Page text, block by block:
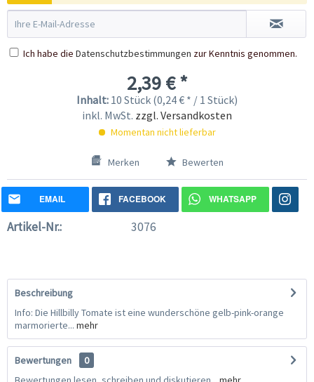
Ich habe die Datenschutzbestimmungen zur Kenntnis genommen.
2,39 € *
Inhalt: 10 Stück (0,24 € * / 1 Stück)
inkl. MwSt. zzgl. Versandkosten
Momentan nicht lieferbar
Merken Bewerten
EMAIL FACEBOOK WHATSAPP
Artikel-Nr.: 3076
Beschreibung
Info: Die Hillbilly Tomate ist eine wunderschöne gelb-pink-orange
marmorierte... mehr
Bewertungen
0